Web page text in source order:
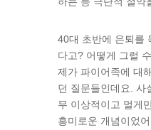
40대 초반에 은퇴를
다고? 어떻게 그럴
제가 파이어족에 대
던 질문들인데요. 사
무 이상적이고 멀게
흥미로운 개념이었